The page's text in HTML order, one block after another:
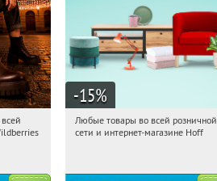
-15%
15:27:08 Получили:
Любые товары во всей розничной
сети и интернет-магазине Hoff